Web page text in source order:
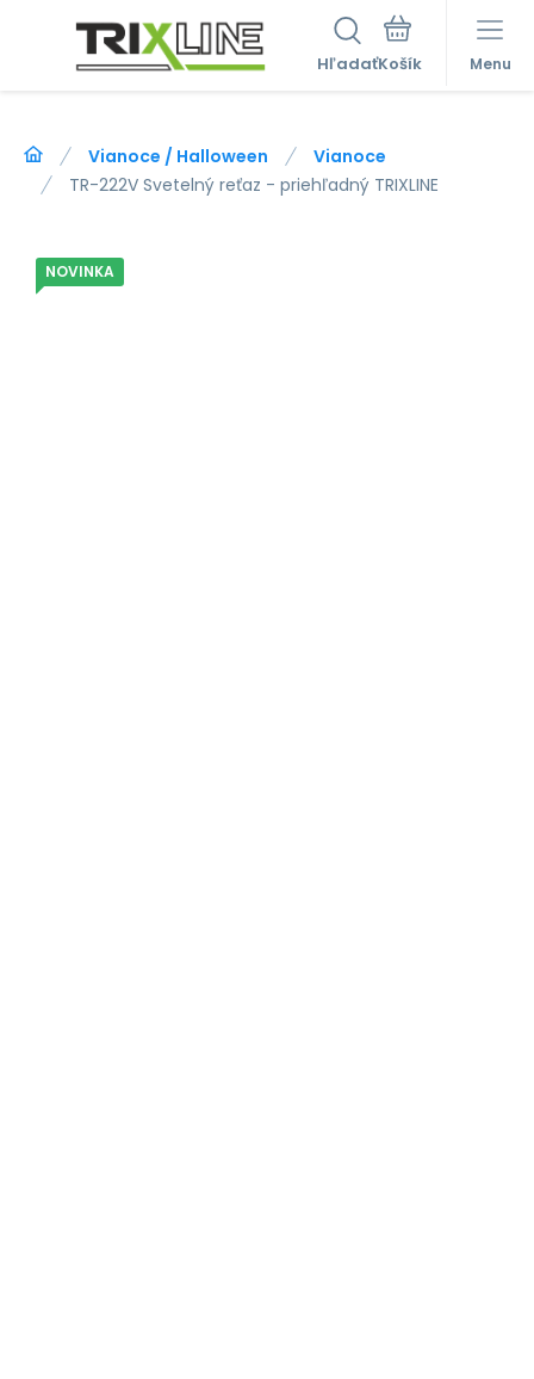
Hľadať Menu
Vianoce / Halloween
Vianoce
TR-222V Svetelný reťaz - priehľadný TRIXLINE
NOVINKA